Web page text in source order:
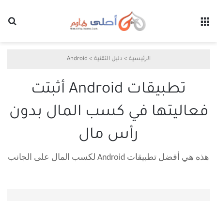
الرئيسية > دليل التقنية >
Android
تطبيقات Android أثبتت
فعاليتها في كسب المال بدون
رأس مال
هذه هي أفضل تطبيقات Android لكسب المال على الجانب